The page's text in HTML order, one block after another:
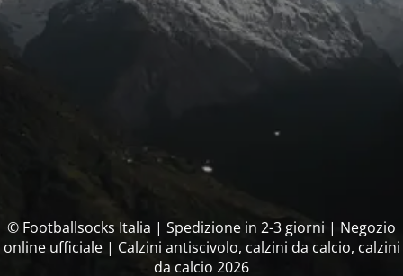
© Footballsocks Italia | Spedizione in 2-3 giorni | Negozio
online ufficiale | Calzini antiscivolo, calzini da calcio, calzini
da calcio 2026